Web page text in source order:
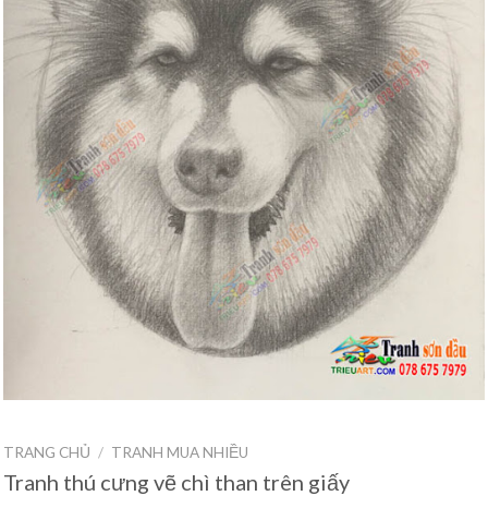
TRANG CHỦ / TRANH MUA NHIỀU
Tranh thú cưng vẽ chì than trên giấy